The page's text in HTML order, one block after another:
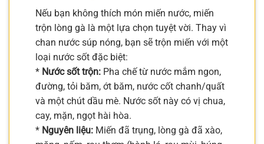
Nếu bạn không thích món miến nước, miến
trộn lòng gà là một lựa chọn tuyệt vời. Thay vì
chan nước súp nóng, bạn sẽ trộn miến với một
loại nước sốt đặc biệt:
* Nước sốt trộn: Pha chế từ nước mắm ngon,
đường, tỏi băm, ớt băm, nước cốt chanh/quất
và một chút dầu mè. Nước sốt này có vị chua,
cay, mặn, ngọt hài hòa.
* Nguyên liệu: Miến đã trụng, lòng gà đã xào,